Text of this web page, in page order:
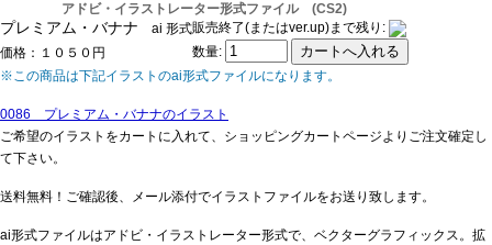
アドビ・イラストレーター形式ファイル (CS2)
プレミアム・バナナ ai 形式販売終了(またはver.up)まで残り:
数量:
価格：１０５０円
※この商品は下記イラストのai形式ファイルになります。
0086 プレミアム・バナナのイラスト
ご希望のイラストをカートに入れて、ショッピングカートページよりご注文確定し
て下さい。
送料無料！ご確認後、メール添付でイラストファイルをお送り致します。
ai形式ファイルはアドビ・イラストレーター形式で、ベクターグラフィックス。拡